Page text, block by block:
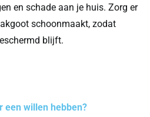
en schade aan je huis. Zorg er
schoonmaakt, zodat
blijft.
een willen hebben?